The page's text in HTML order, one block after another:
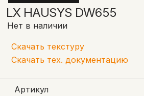
LX HAUSYS DW655
Нет в наличии
Скачать текстуру
Скачать тех. документацию
Артикул